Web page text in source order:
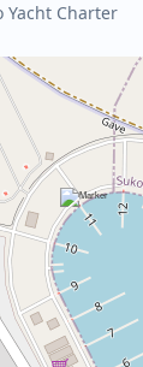
Yacht Charter